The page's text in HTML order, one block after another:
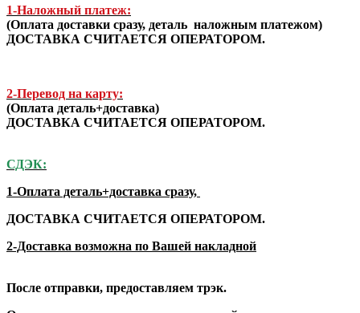
1-Наложный платеж:
(Оплата доставки сразу, деталь наложным платежом)
ДОСТАВКА СЧИТАЕТСЯ ОПЕРАТОРОМ.
2-Перевод на карту:
(Оплата деталь+доставка)
ДОСТАВКА СЧИТАЕТСЯ ОПЕРАТОРОМ.
СДЭК:
1-Оплата деталь+доставка сразу,
ДОСТАВКА СЧИТАЕТСЯ ОПЕРАТОРОМ.
2-Доставка возможна по Вашей накладной
После отправки, предоставляем трэк.